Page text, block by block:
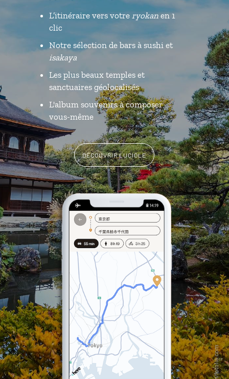
L’itinéraire vers votre ryokanen 1
clic
Notre sélection de bars à sushi et
isakaya
Les plus beaux temples et
sanctuaires géolocalisés
L'album souvenirs à composer
vous-même
DÉCOUVRIR LUCIOLE